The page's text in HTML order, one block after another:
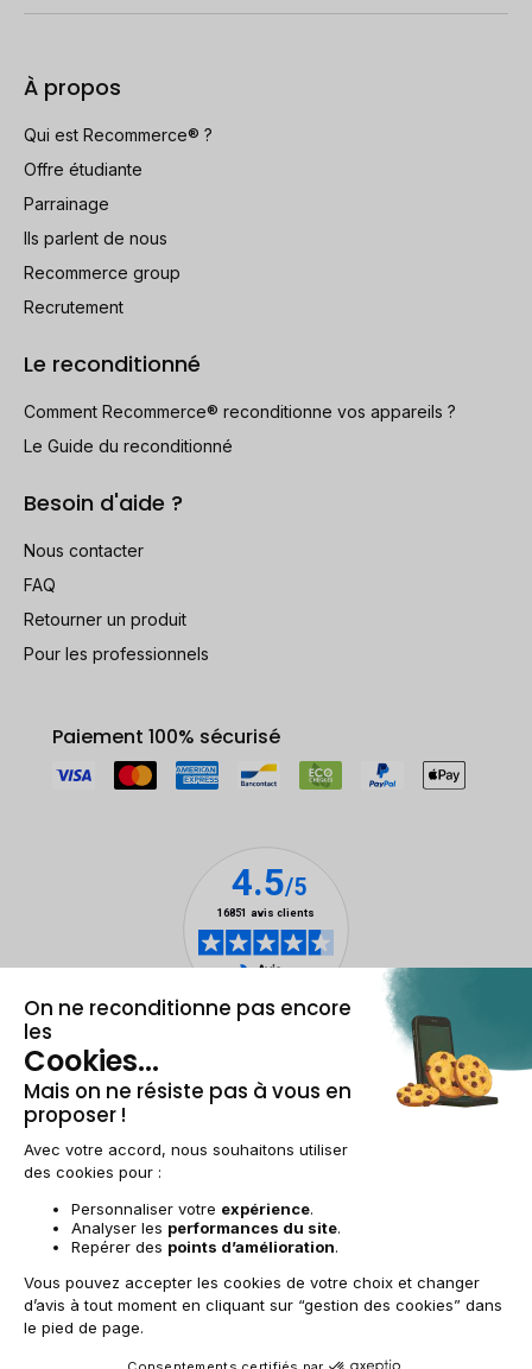
À propos
Qui est Recommerce® ?
Offre étudiante
Parrainage
Ils parlent de nous
Recommerce group
Recrutement
Le reconditionné
Comment Recommerce® reconditionne vos appareils ?
Le Guide du reconditionné
Besoin d'aide ?
Nous contacter
FAQ
Retourner un produit
Pour les professionnels
Paiement 100% sécurisé
Mentions légales & CGU
Conditions générales de venteDonnées personnelles
AccessibilitéPlan du site
BE-FR | €